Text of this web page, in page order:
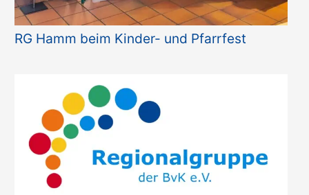
RG Hamm beim Kinder- und Pfarrfest